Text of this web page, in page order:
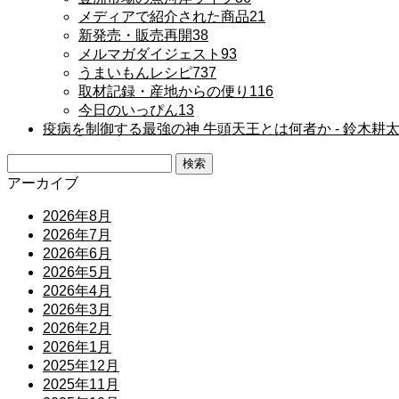
メディアで紹介された商品21
新発売・販売再開38
メルマガダイジェスト 93
うまいもんレシピ737
取材記録・産地からの便り 116
今日のいっぴん13
疫病を制御する最強の神 牛頭天王とは何者か ‐ 鈴木耕
索:
アーカイブ
2026年8月
2026年7月
2026年6月
2026年5月
2026年4月
2026年3月
2026年2月
2026年1月
2025年12月
2025年11月